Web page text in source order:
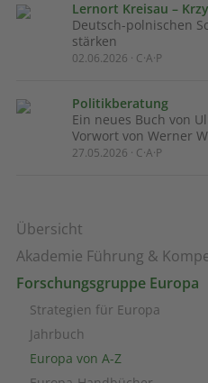
Übersicht
Akademie Führung &
Forschungsgruppe Europa
Strategien für Europa
Jahrbuch
Europa von A-Z
Lernort Kreisau –
Deutsch-polnischen
stärken
02.06.2026 · C·A·P
Politikberatung
Ein neues Buch von
Vorwort von Werner
27.05.2026 · C·A·P